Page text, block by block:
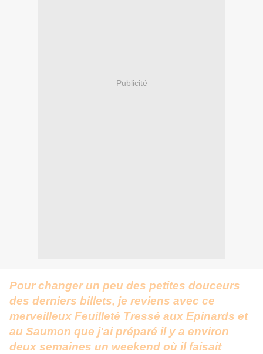
Publicité
Pour changer un peu des petites douceurs
des derniers billets, je reviens avec ce
merveilleux Feuilleté Tressé aux Epinards et
au Saumon que j'ai préparé il y a environ
deux semaines un weekend où il faisait